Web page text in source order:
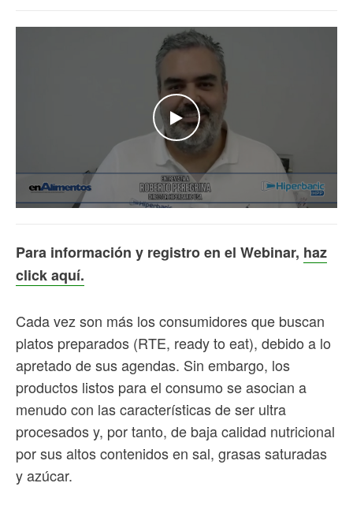
WATCH THE VIDEO
Para información y registro en el Webinar, haz
click aquí.
Cada vez son más los consumidores que buscan
platos preparados (RTE, ready to eat), debido a lo
apretado de sus agendas. Sin embargo, los
productos listos para el consumo se asocian a
menudo con las características de ser ultra
procesados y, por tanto, de baja calidad nutricional
por sus altos contenidos en sal, grasas saturadas
y azúcar.